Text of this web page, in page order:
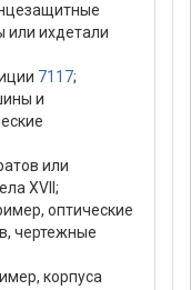
или ихдетали
7117;
и
или
XVII;
оптические
чертежные
корпуса